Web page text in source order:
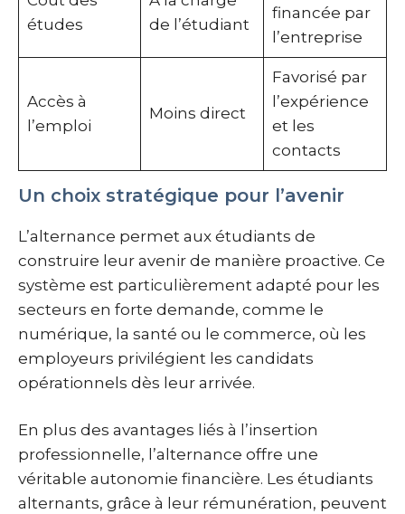
études
de l’étudiant
financée par
l’entreprise
Accès à
l’emploi
Moins direct
Favorisé par
l’expérience
et les
contacts
Un choix stratégique pour l’avenir
L’alternance permet aux étudiants de
construire leur avenir de manière proactive. Ce
système est particulièrement adapté pour les
secteurs en forte demande, comme le
numérique, la santé ou le commerce, où les
employeurs privilégient les candidats
opérationnels dès leur arrivée.
En plus des avantages liés à l’insertion
professionnelle, l’alternance offre une
véritable autonomie financière. Les étudiants
alternants, grâce à leur rémunération, peuvent